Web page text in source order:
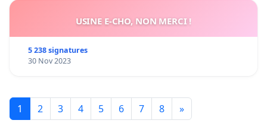
USINE E-CHO, NON MERCI !
5 238 signatures
30 Nov 2023
1 2 3 4 5 6 7 8 »